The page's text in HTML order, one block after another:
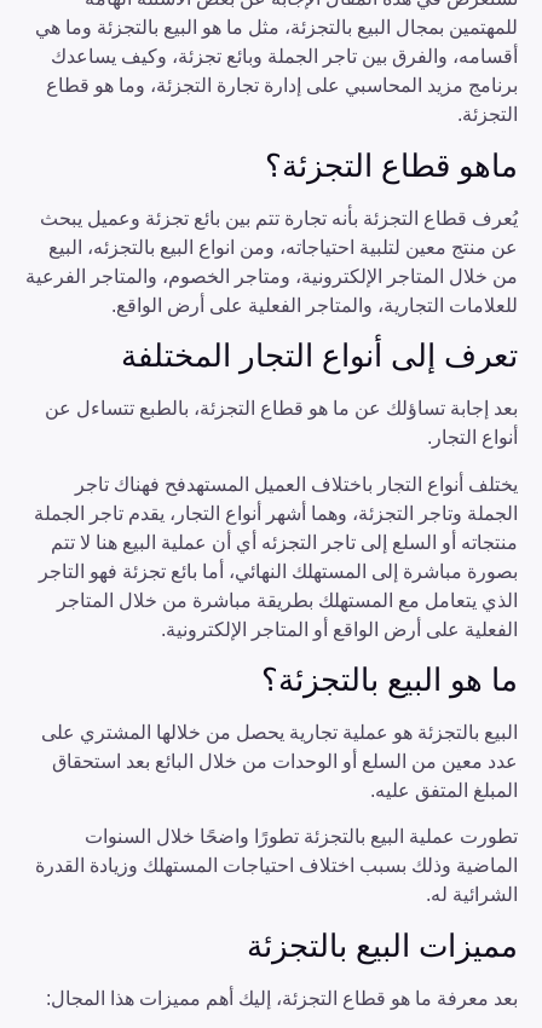
للمهتمين بمجال البيع بالتجزئة، مثل ما هو البيع بالتجزئة وما هي
أقسامه، والفرق بين تاجر الجملة وبائع تجزئة، وكيف يساعدك
برنامج مزيد المحاسبي على إدارة تجارة التجزئة، وما هو قطاع
التجزئة.
ماهو قطاع التجزئة؟
يُعرف قطاع التجزئة بأنه تجارة تتم بين بائع تجزئة وعميل يبحث
عن منتج معين لتلبية احتياجاته، ومن انواع البيع بالتجزئه، البيع
من خلال المتاجر الإلكترونية، ومتاجر الخصوم، والمتاجر الفرعية
للعلامات التجارية، والمتاجر الفعلية على أرض الواقع.
تعرف إلى أنواع التجار المختلفة
بعد إجابة تساؤلك عن ما هو قطاع التجزئة، بالطبع تتساءل عن
أنواع التجار.
يختلف أنواع التجار باختلاف العميل المستهدفح فهناك تاجر
الجملة وتاجر التجزئة، وهما أشهر أنواع التجار، يقدم تاجر الجملة
منتجاته أو السلع إلى تاجر التجزئه أي أن عملية البيع هنا لا تتم
بصورة مباشرة إلى المستهلك النهائي، أما بائع تجزئة فهو التاجر
الذي يتعامل مع المستهلك بطريقة مباشرة من خلال المتاجر
الفعلية على أرض الواقع أو المتاجر الإلكترونية.
ما هو البيع بالتجزئة؟
البيع بالتجزئة هو عملية تجارية يحصل من خلالها المشتري على
عدد معين من السلع أو الوحدات من خلال البائع بعد استحقاق
المبلغ المتفق عليه.
تطورت عملية البيع بالتجزئة تطورًا واضحًا خلال السنوات
الماضية وذلك بسبب اختلاف احتياجات المستهلك وزيادة القدرة
الشرائية له.
مميزات البيع بالتجزئة
بعد معرفة ما هو قطاع التجزئة، إليك أهم مميزات هذا المجال: